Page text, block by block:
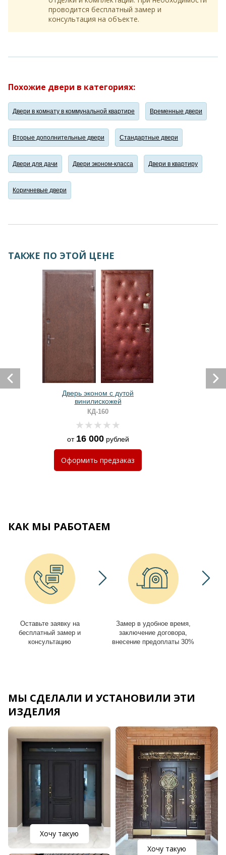
проводится бесплатный замер и
консультация на объекте.
Похожие двери в категориях:
Двери в комнату в коммунальной квартире Временные двери
Вторые дополнительные двери Стандартные двери
Двери для дачи Двери эконом-класса Двери в квартиру
Коричневые двери
ТАКЖЕ ПО ЭТОЙ ЦЕНЕ
Дверь эконом с дутой
винилискожей
КД-160
от 16 000рублей
Оформить предзаказ
КАК МЫ РАБОТАЕМ
Оставьте заявку на
бесплатный замер и
консультацию
Замер в удобное время,
заключение договора,
внесение предоплаты 30%
МЫ СДЕЛАЛИ И УСТАНОВИЛИ ЭТИ
ИЗДЕЛИЯ
Хочу такую
Хочу такую